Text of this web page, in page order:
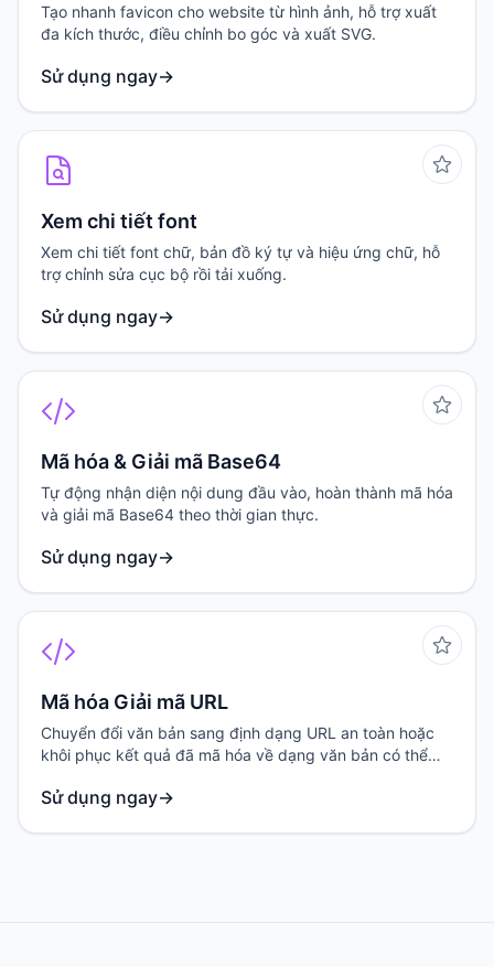
Tạo nhanh favicon cho website từ hình ảnh, hỗ trợ xuất
đa kích thước, điều chỉnh bo góc và xuất SVG.
Sử dụng ngay→
Xem chi tiết font
Xem chi tiết font chữ, bản đồ ký tự và hiệu ứng chữ, hỗ
trợ chỉnh sửa cục bộ rồi tải xuống.
Sử dụng ngay→
Mã hóa & Giải mã Base64
Tự động nhận diện nội dung đầu vào, hoàn thành mã hóa
và giải mã Base64 theo thời gian thực.
Sử dụng ngay→
Mã hóa Giải mã URL
Chuyển đổi văn bản sang định dạng URL an toàn hoặc
khôi phục kết quả đã mã hóa về dạng văn bản có thể
Sử dụng ngay→